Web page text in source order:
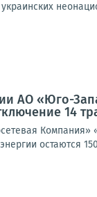
АО «Юго-
14
Компания»
остаются